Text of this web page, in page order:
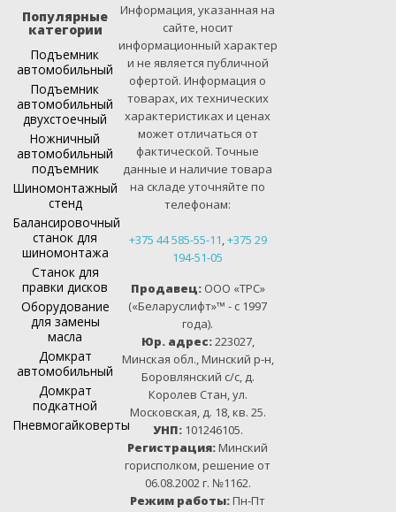
Популярные
категории
Подъемник
автомобильный
Подъемник
автомобильный
двухстоечный
Ножничный
автомобильный
подъемник
Шиномонтажный
стенд
Балансировочный
станок для
шиномонтажа
Станок для
правки дисков
Оборудование
для замены
масла
Домкрат
автомобильный
Домкрат
подкатной
Пневмогайковерты
Информация, указанная на
сайте, носит
информационный характер
и не является публичной
офертой. Информация о
товарах, их технических
характеристиках и ценах
может отличаться от
фактической. Точные
данные и наличие товара
на складе уточняйте по
телефонам:
+375 44 585-55-11,+375 29
194-51-05
Продавец:ООО «ТРС»
(«Беларуслифт»™ - с 1997
года).
Юр. адрес:223027,
Минская обл., Минский р-н,
Боровлянский с/с, д.
Королев Стан, ул.
Московская, д. 18, кв. 25.
УНП:101246105.
Регистрация:Минский
горисполком, решение от
06.08.2002 г. №1162.
Режим работы:Пн-Пт